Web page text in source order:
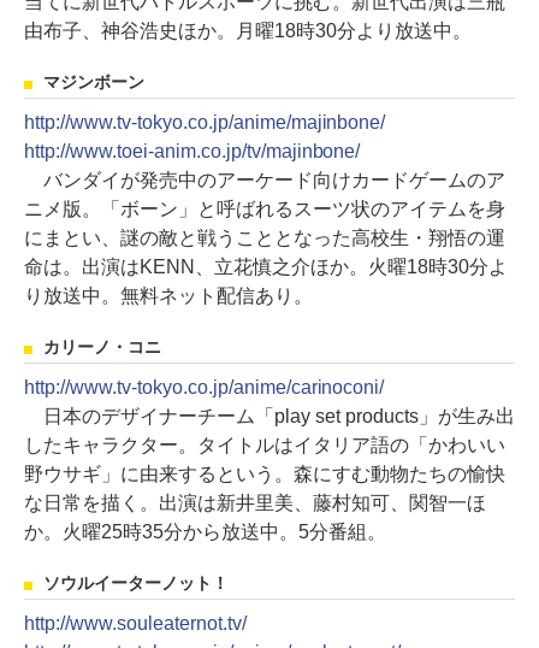
由布子、神谷浩史ほか。月曜18時30分より放送中。
マジンボーン
http://www.tv-tokyo.co.jp/anime/majinbone/
http://www.toei-anim.co.jp/tv/majinbone/
バンダイが発売中のアーケード向けカードゲームのア
ニメ版。「ボーン」と呼ばれるスーツ状のアイテムを身
にまとい、謎の敵と戦うこととなった高校生・翔悟の運
命は。出演はKENN、立花慎之介ほか。火曜18時30分よ
り放送中。無料ネット配信あり。
カリーノ・コニ
http://www.tv-tokyo.co.jp/anime/carinoconi/
日本のデザイナーチーム「play set products」が生み出
したキャラクター。タイトルはイタリア語の「かわいい
野ウサギ」に由来するという。森にすむ動物たちの愉快
な日常を描く。出演は新井里美、藤村知可、関智一ほ
か。火曜25時35分から放送中。5分番組。
ソウルイーターノット！
http://www.souleaternot.tv/